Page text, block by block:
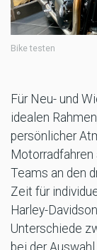
Bike testen
Für Neu- und
idealen
persönlicher
Teams an den
Zeit für
Harley-
Unterschiede
bei der